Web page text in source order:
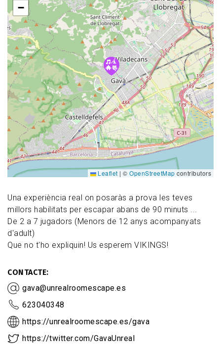
Una experiència real on posaràs a prova les teves
millors habilitats per escapar abans de 90 minuts ...
De 2 a 7 jugadors (Menors de 12 anys acompanyats
d'adult)
Que no t'ho expliquin! Us esperem VIKINGS!
CONTACTE
gava@unrealroomescape.es
623040348
https://unrealroomescape.es/gava
https://twitter.com/GavaUnreal
−
Leaflet | © OpenStreetMap contributors